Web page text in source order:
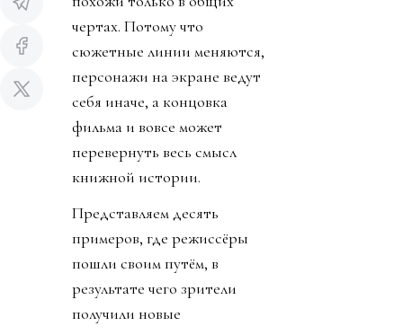
чертах. Потому что
сюжетные линии меняются,
персонажи на экране ведут
себя иначе, а концовка
фильма и вовсе может
перевернуть весь смысл
книжной истории.
Представляем десять
примеров, где режиссёры
пошли своим путём, в
результате чего зрители
получили новые